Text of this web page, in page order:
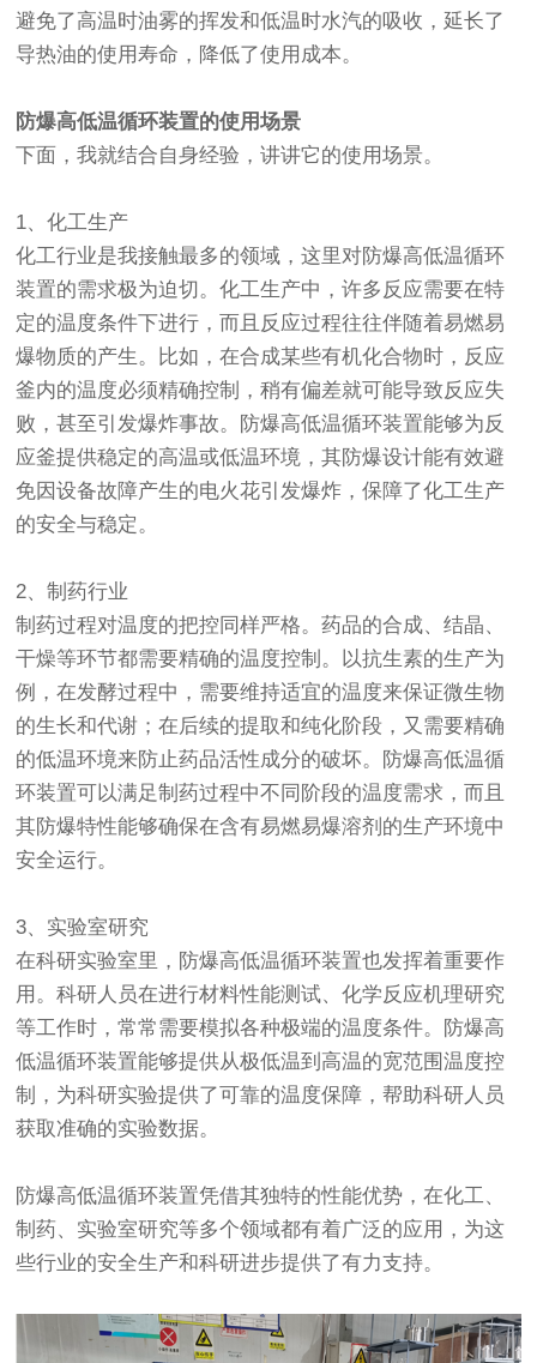
避免了高温时油雾的挥发和低温时水汽的吸收，延长了
导热油的使用寿命，降低了使用成本。
防爆高低温循环装置的使用场景
下面，我就结合自身经验，讲讲它的使用场景。
1、化工生产
化工行业是我接触最多的领域，这里对防爆高低温循环
装置的需求极为迫切。化工生产中，许多反应需要在特
定的温度条件下进行，而且反应过程往往伴随着易燃易
爆物质的产生。比如，在合成某些有机化合物时，反应
釜内的温度必须精确控制，稍有偏差就可能导致反应失
败，甚至引发爆炸事故。防爆高低温循环装置能够为反
应釜提供稳定的高温或低温环境，其防爆设计能有效避
免因设备故障产生的电火花引发爆炸，保障了化工生产
的安全与稳定。
2、制药行业
制药过程对温度的把控同样严格。药品的合成、结晶、
干燥等环节都需要精确的温度控制。以抗生素的生产为
例，在发酵过程中，需要维持适宜的温度来保证微生物
的生长和代谢；在后续的提取和纯化阶段，又需要精确
的低温环境来防止药品活性成分的破坏。防爆高低温循
环装置可以满足制药过程中不同阶段的温度需求，而且
其防爆特性能够确保在含有易燃易爆溶剂的生产环境中
安全运行。
3、实验室研究
在科研实验室里，防爆高低温循环装置也发挥着重要作
用。科研人员在进行材料性能测试、化学反应机理研究
等工作时，常常需要模拟各种极端的温度条件。防爆高
低温循环装置能够提供从极低温到高温的宽范围温度控
制，为科研实验提供了可靠的温度保障，帮助科研人员
获取准确的实验数据。
防爆高低温循环装置凭借其独特的性能优势，在化工、
制药、实验室研究等多个领域都有着广泛的应用，为这
些行业的安全生产和科研进步提供了有力支持。